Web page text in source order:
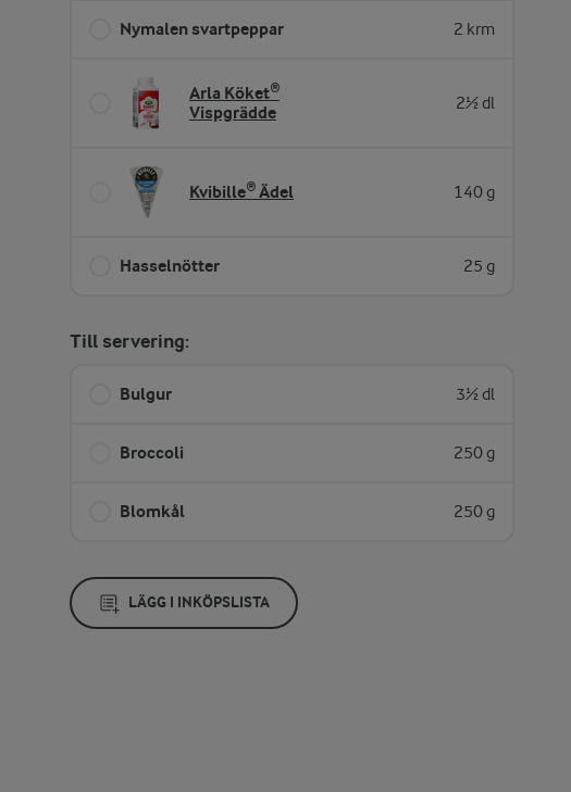
Nymalen svartpeppar 2 krm
Arla Köket®
Vispgrädde
2½ dl
Kvibille® Ädel 140 g
Hasselnötter 25 g
Till servering:
Bulgur 3½ dl
Broccoli 250 g
Blomkål 250 g
LÄGG I INKÖPSLISTA